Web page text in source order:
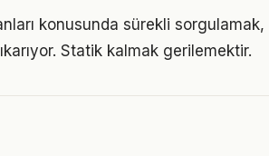
konusunda sürekli sorgulamak,
Statik kalmak gerilemektir.